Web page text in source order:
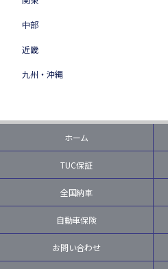
中部
近畿
九州・沖縄
ホーム
TUC保証
全国納車
自動車保険
お問い合わせ